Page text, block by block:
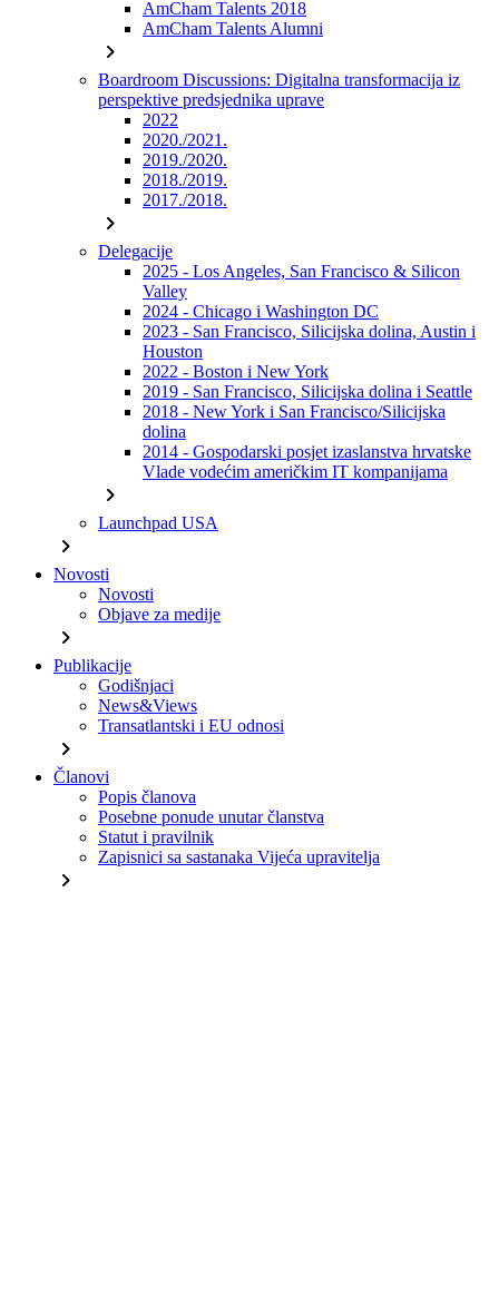
AmCham Talents 2018
AmCham Talents Alumni
chevron_right
Boardroom Discussions: Digitalna transformacija iz
perspektive predsjednika uprave
2022
2020./2021.
2019./2020.
2018./2019.
2017./2018.
chevron_right
Delegacije
2025 - Los Angeles, San Francisco & Silicon
Valley
2024 - Chicago i Washington DC
2023 - San Francisco, Silicijska dolina, Austin i
Houston
2022 - Boston i New York
2019 - San Francisco, Silicijska dolina i Seattle
2018 - New York i San Francisco/Silicijska
dolina
2014 - Gospodarski posjet izaslanstva hrvatske
Vlade vodećim američkim IT kompanijama
chevron_right
Launchpad USA
chevron_right
Novosti
Novosti
Objave za medije
chevron_right
Publikacije
Godišnjaci
News&Views
Transatlantski i EU odnosi
chevron_right
Članovi
Popis članova
Posebne ponude unutar članstva
Statut i pravilnik
Zapisnici sa sastanaka Vijeća upravitelja
chevron_right